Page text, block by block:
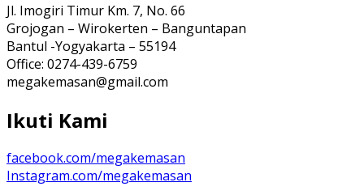
Jl. Imogiri Timur Km. 7, No. 66
Grojogan – Wirokerten – Banguntapan
Bantul -Yogyakarta – 55194
Office: 0274-439-6759
megakemasan@gmail.com
Ikuti Kami
facebook.com/megakemasan
Instagram.com/megakemasan